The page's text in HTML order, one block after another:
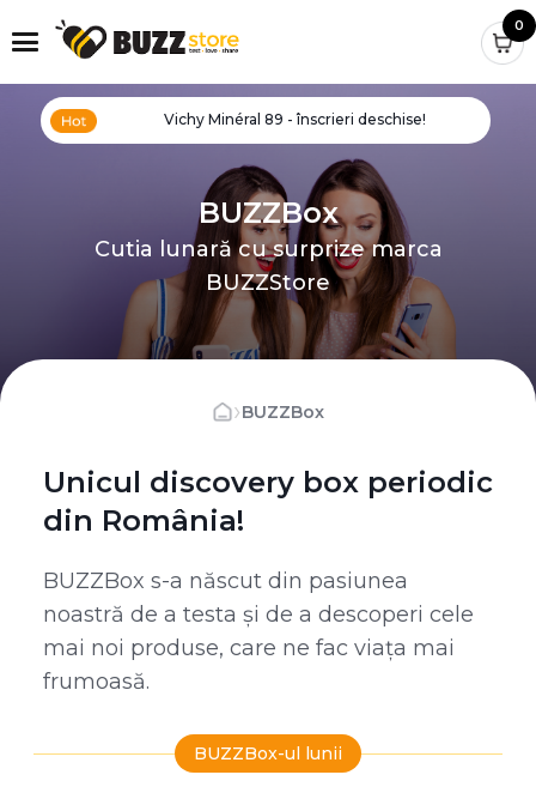
0
Vichy Minéral 89 - înscrieri deschise!
BUZZBox
Cutia lunară cu surprize marca
BUZZStore
›BUZZBox
Unicul discovery box periodic
din România!
BUZZBox s-a născut din pasiunea
noastră de a testa și de a descoperi cele
mai noi produse, care ne fac viața mai
frumoasă.
BUZZBox-ul lunii